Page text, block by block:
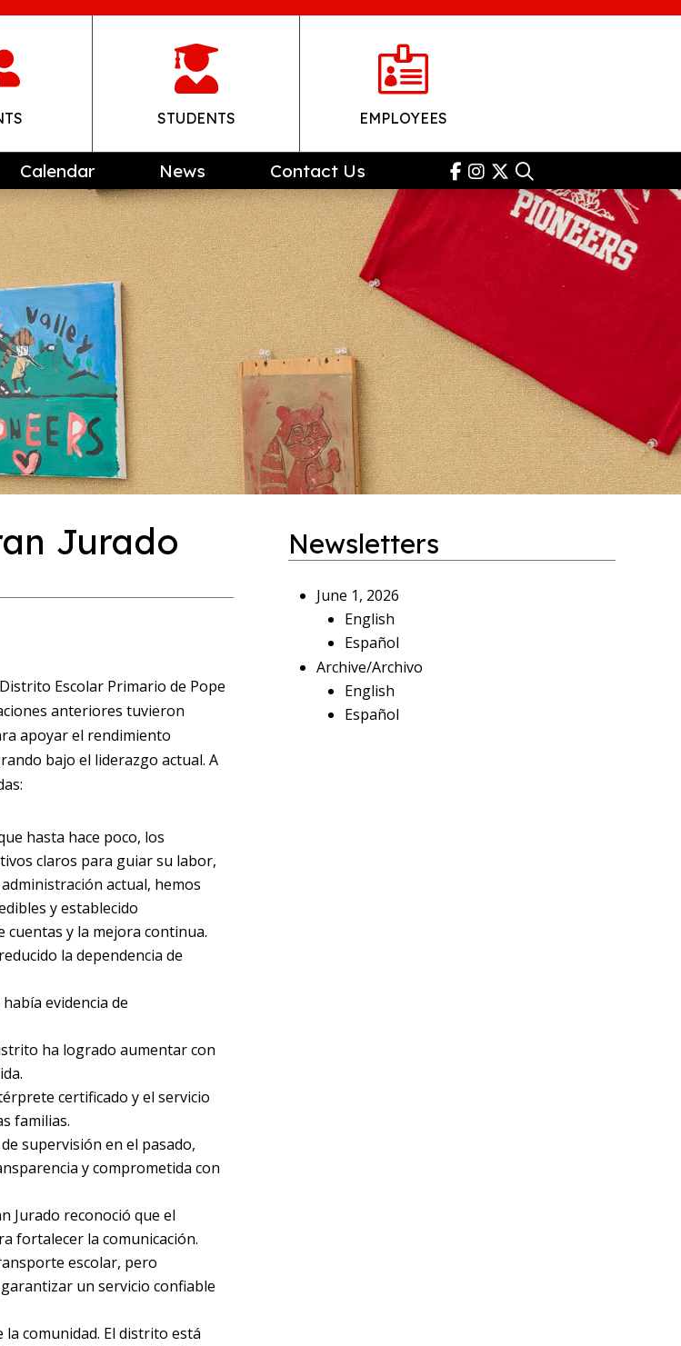

STUDENTS

EMPLOYEES
Calendar News Contact Us
Jurado
Escolar Primario de Pope
anteriores tuvieron
apoyar el rendimiento
bajo el liderazgo actual. A
hasta hace poco, los
claros para guiar su labor,
actual, hemos
y establecido
cuentas y la mejora continua.
la dependencia de
evidencia de
ha logrado aumentar con
certificado y el servicio
familias.
supervisión en el pasado,
y comprometida con
Jurado reconoció que el
fortalecer la comunicación.
escolar, pero
un servicio confiable
la comunidad. El distrito está
Newsletters
June 1, 2026
English
Español
Archive/Archivo
English
Español